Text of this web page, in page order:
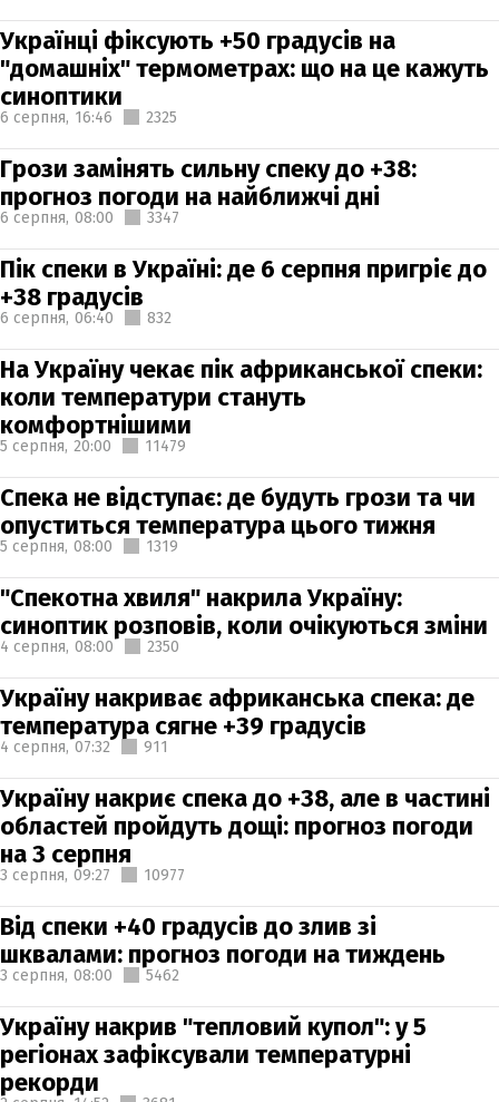
Українці фіксують +50 градусів на
"домашніх" термометрах: що на це кажуть
синоптики
6 серпня, 16:46 2325
Грози замінять сильну спеку до +38:
прогноз погоди на найближчі дні
6 серпня, 08:00 3347
Пік спеки в Україні: де 6 серпня пригріє до
+38 градусів
6 серпня, 06:40 832
На Україну чекає пік африканської спеки:
коли температури стануть
комфортнішими
5 серпня, 20:00 11479
Спека не відступає: де будуть грози та чи
опуститься температура цього тижня
5 серпня, 08:00 1319
"Спекотна хвиля" накрила Україну:
синоптик розповів, коли очікуються зміни
4 серпня, 08:00 2350
Україну накриває африканська спека: де
температура сягне +39 градусів
4 серпня, 07:32 911
Україну накриє спека до +38, але в частині
областей пройдуть дощі: прогноз погоди
на 3 серпня
3 серпня, 09:27 10977
Від спеки +40 градусів до злив зі
шквалами: прогноз погоди на тиждень
3 серпня, 08:00 5462
Україну накрив "тепловий купол": у 5
регіонах зафіксували температурні
рекорди